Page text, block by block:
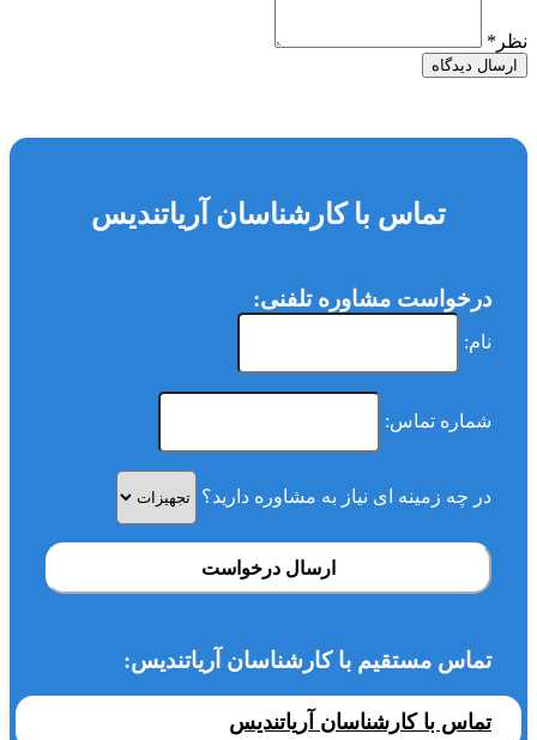
نظر *
ارسال دیدگاه
تماس با کارشناسان آریاتندیس
درخواست مشاوره تلفنی:
نام:
شماره تماس:
در چه زمینه ای نیاز به مشاوره دارید؟
ارسال درخواست
تماس مستقیم با کارشناسان آریاتندیس:
تماس با کارشناسان آریاتندیس